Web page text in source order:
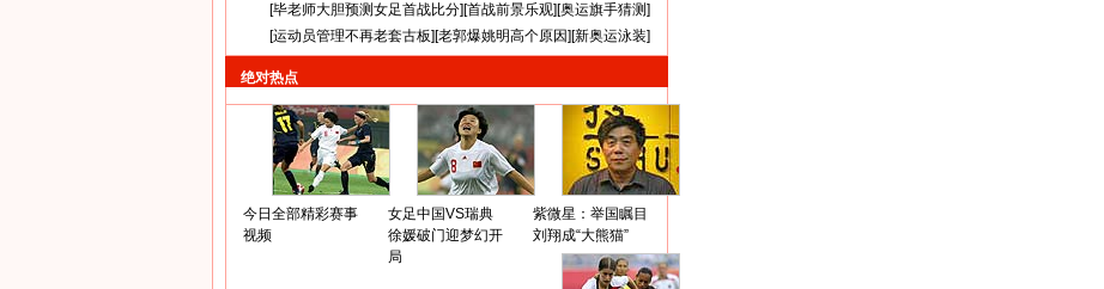
[毕老师大胆预测女足首战比分][首战前景乐观][奥运旗手猜测]
[运动员管理不再老套古板][老郭爆姚明高个原因][新奥运泳装]
绝对热点
今日全部精彩赛事
视频
女足中国VS瑞典
徐媛破门迎梦幻开
局
紫微星：举国瞩目
刘翔成“大熊猫”